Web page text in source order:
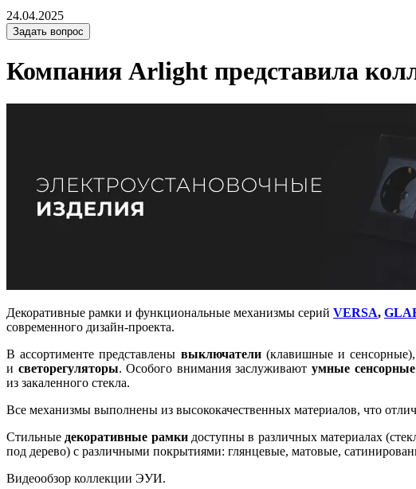
24.04.2025
Задать вопрос
Компания Arlight представила
Декоративные рамки и функциональные механизмы серий VERSA,
современного дизайн-проекта.
В ассортименте представлены выключатели(клавишные и сенсорные),
и светорегуляторы. Особого внимания заслуживаютумные сенсорные
из закаленного стекла.
Все механизмы выполнены из высококачественных материалов, что
Стильные декоративные рамкидоступны в различных материалах
под дерево) с различными покрытиями: глянцевые, матовые,
Видеообзор коллекции ЭУИ.